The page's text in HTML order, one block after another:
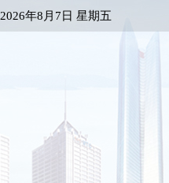
2026年8月7日 星期五